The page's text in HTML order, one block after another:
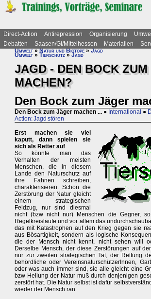
Direct-Action Antirepression Organisierung
Debatten
Saasen/GI/Mittelhessen Materialien
Umwelt»Natur und Biotope»Jagd
Umwelt » Tierschutz » Jagd
JAGD - DEN BOCK ZUM
MACHEN?
Den Bock zum Jäger
Den Bock zum Jäger machen ... ● International ●
Action: Jagd stören
Erst machen sie viel
kaputt, dann spielen sie
sich als Retter auf
So könnte man das
Verhalten der meisten
Menschen, die in diesem
Lande den Naturschutz auf
ihre Fahnen schreiben,
charakterisieren. Schon die
Zerstörung der Natur gleicht
einem strategischen
Feldzug, nur sind diesmal
nicht (bzw nicht nur) Menschen die Gegner,
Regelkreisläufe und vor allem das
das mit Katastrophen auf den Krieg gegen sie
aus Bösartigkeit, sondern als logische
die der Mensch nicht kennt, nicht sehen will
Derselbe Mensch, der diese Zerstörungen auf
nur zur zweiten strategischen Tat, der Rettung
behördliche oder VereinsnaturschützerInnen,
oder was auch immer sind, sie alle gleicht eine
bzw Heilung der Natur muß durch denjenigen
zerstört hat. Die Natur selbst ist dafür
wieder der Mensch ran.